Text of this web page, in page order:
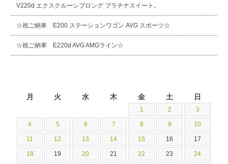
V220d エクスクルーシブロング プラチナスイート。
☆祝ご納車 E200 ステーションワゴン AVG スポーツ☆
☆祝ご納車 E220d AVG AMGライン☆
月 火 水 木 金 土 日
1 2 3
4 5 6 7 8 9 10
11 12 13 14 15 16 17
18 19 20 21 22 23 24